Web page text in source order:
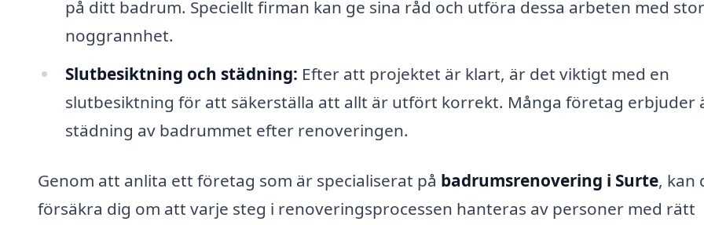
på ditt badrum. Speciellt firman kan ge sina råd och utföra dessa arbeten med stor
noggrannhet.
Slutbesiktning och städning: Efter att projektet är klart, är det viktigt med en
slutbesiktning för att säkerställa att allt är utfört korrekt. Många företag erbjuder
städning av badrummet efter renoveringen.
Genom att anlita ett företag som är specialiserat på badrumsrenovering i Surte, kan
försäkra dig om att varje steg i renoveringsprocessen hanteras av personer med rätt